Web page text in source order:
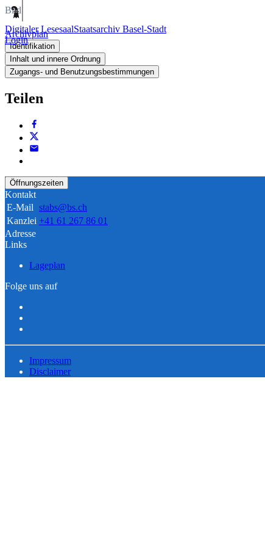
Digitaler LesesaalStaatsarchiv Basel-Stadt
Login
Bild
Archivplan
Identifikation
Inhalt und innere Ordnung
Zugangs- und Benutzungsbestimmungen
Teilen
Öffnungszeiten
Kontakt
E-Mail stabs@bs.ch
Kanzlei +41 61 267 86 01
Adresse
Links
Lageplan
Folge uns auf
Impressum
Disclaimer